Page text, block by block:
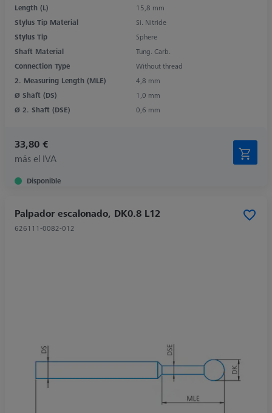
Length (L)
15,8 mm
Stylus Tip Material
Si. Nitride
Stylus Tip
Sphere
Shaft Material
Tung. Carb.
Connection Type
Without thread
2. Measuring Length (MLE)
4,8 mm
Ø Shaft (DS)
1,0 mm
Ø 2. Shaft (DSE)
0,6 mm
33,80 €
más el IVA
Disponible
Palpador escalonado, DK0.8 L12
626111-0082-012